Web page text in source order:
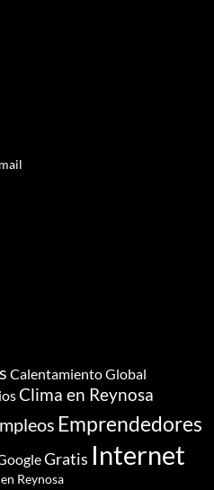
Calentamiento Global
Clima en Reynosa
Emprendedores
Gratis Internet
Reynosa